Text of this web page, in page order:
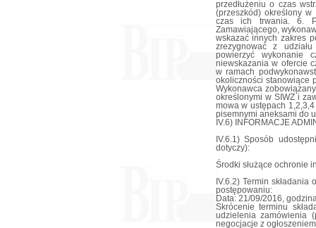
przedłużeniu o czas
(przeszkód) określony w
czas ich trwania. 6.
Zamawiającego,
wskazać innych zakres
zrezygnować z
powierzyć wykonanie
niewskazania w ofercie
w ramach
okoliczności stanowiące
Wykonawca
określonymi w SIWZ i
mowa w ustępach
pisemnymi aneksami do
IV.6) INFORMACJE
IV.6.1) Sposób
dotyczy):
Środki służące ochronie
IV.6.2) Termin
postępowaniu:
Data: 21/09/2016,
Skrócenie terminu
udzielenia zamówienia
negocjacje z